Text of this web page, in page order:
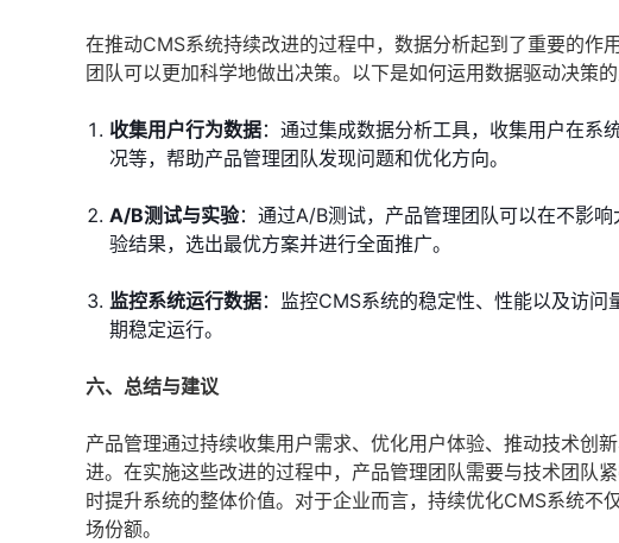
在推动CMS系统持续改进的过程中，数据分析起到了重要的
团队可以更加科学地做出决策。以下是如何运用数据驱动决策的
收集用户行为数据：通过集成数据分析工具，收集用户在系
况等，帮助产品管理团队发现问题和优化方向。
A/B测试与实验：通过A/B测试，产品管理团队可以在不影
验结果，选出最优方案并进行全面推广。
监控系统运行数据：监控CMS系统的稳定性、性能以及访
期稳定运行。
六、总结与建议
产品管理通过持续收集用户需求、优化用户体验、推动技术创
进。在实施这些改进的过程中，产品管理团队需要与技术团队
时提升系统的整体价值。对于企业而言，持续优化CMS系统
场份额。